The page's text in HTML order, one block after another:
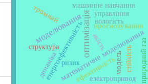
оптимізація
моделювання
математичне моделювання
ефективність
машинне навчання
модель
прогнозування
енергоефективність
трамвай вологість
ризик
управління
електропривод
структура стійкість
якість
динаміка природний газ